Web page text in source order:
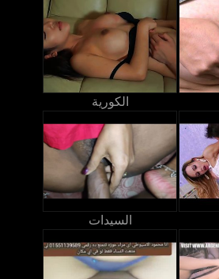
الكورية
السيدات